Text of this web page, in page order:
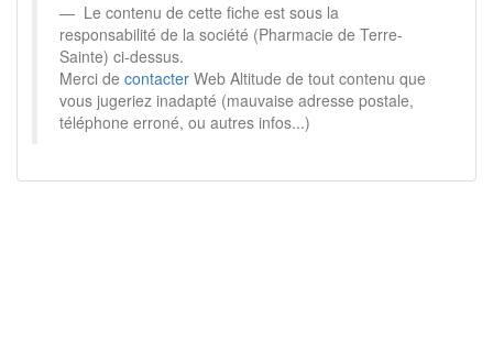
Le contenu de cette fiche est sous la
responsabilité de la société (Pharmacie de Terre-
Sainte) ci-dessus.
Merci de contacter Web Altitude de tout contenu que
vous jugeriez inadapté (mauvaise adresse postale,
téléphone erroné, ou autres infos...)